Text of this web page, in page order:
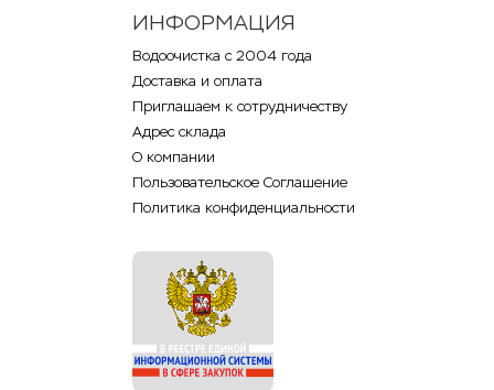
ИНФОРМАЦИЯ
Водоочистка с 2004 года
Доставка и оплата
Приглашаем к сотрудничеству
Адрес склада
О компании
Пользовательское Соглашение
Политика конфиденциальности